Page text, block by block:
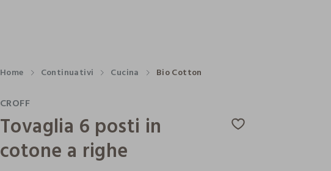
Home Continuativi Cucina Bio Cotton
CROFF
Tovaglia 6 posti in
cotone a righe